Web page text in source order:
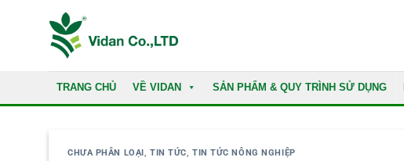
TRANG CHỦ VỀ VIDAN SẢN PHẨM & QUY TRÌNH SỬ DỤNG
CHƯA PHÂN LOẠI, TIN TỨC,TIN TỨC NÔNG NGHIỆP